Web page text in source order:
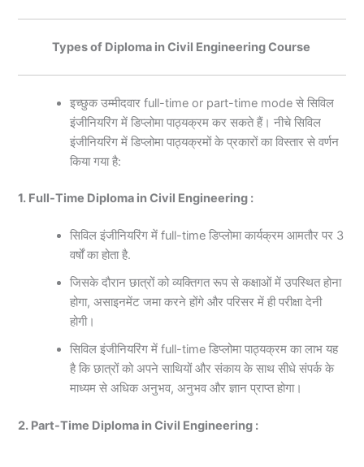
Types of Diploma in Civil Engineering Course
इच्छुक उम्मीदवार full-time or part-time mode से सिविल
इंजीनियरिंग में डिप्लोमा पाठ्यक्रम कर सकते हैं। नीचे सिविल
इंजीनियरिंग में डिप्लोमा पाठ्यक्रमों के प्रकारों का विस्तार से वर्णन
किया गया है:
1. Full-Time Diploma in Civil Engineering :
सिविल इंजीनियरिंग में full-time डिप्लोमा कार्यक्रम आमतौर पर 3
वर्षों का होता है.
जिसके दौरान छात्रों को व्यक्तिगत रूप से कक्षाओं में उपस्थित होना
होगा, असाइनमेंट जमा करने होंगे और परिसर में ही परीक्षा देनी
होगी।
सिविल इंजीनियरिंग में full-time डिप्लोमा पाठ्यक्रम का लाभ यह
है कि छात्रों को अपने साथियों और संकाय के साथ सीधे संपर्क के
माध्यम से अधिक अनुभव, अनुभव और ज्ञान प्राप्त होगा।
2. Part-Time Diploma in Civil Engineering :